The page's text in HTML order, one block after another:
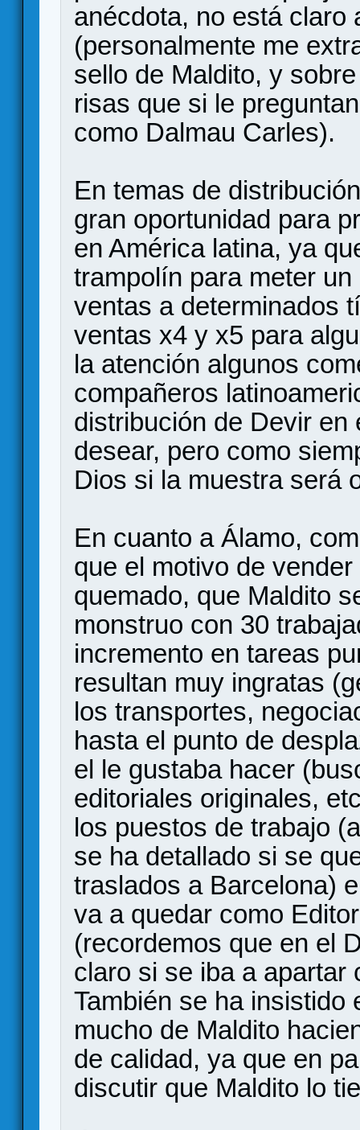
anécdota, no está claro
(personalmente me
sello de Maldito, y
risas que si le
como Dalmau Carles).
En temas de
gran oportunidad para
en América latina, ya
trampolín para meter
ventas a determinados
ventas x4 y x5 para
la atención algunos
compañeros
distribución de Devir en
desear, pero como
Dios si la muestra será
En cuanto a Álamo,
que el motivo de
quemado, que Maldito
monstruo con 30
incremento en tareas
resultan muy ingratas
los transportes,
hasta el punto de
el le gustaba hacer
editoriales originales,
los puestos de trabajo
se ha detallado si se
traslados a Barcelona)
va a quedar como
(recordemos que en el
claro si se iba a apartar
También se ha insistido
mucho de Maldito
de calidad, ya que en
discutir que Maldito lo